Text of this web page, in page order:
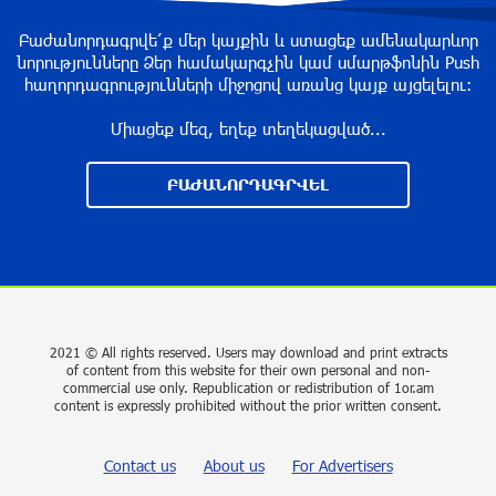
“Past”: A Publicly Funded Concert for the
Privileged Few?
about a year ago
With a Mission to Preserve Armenian Heritage:
AraratBank Sponsors the "Artsakh" Orchestra
Concert
Andron Participates in the Tomorrow Mobility
World Congress 2024: Driving Innovation in E-
Բաժանորդագրվե՛ք մեր կայքին և ստացեք ամենակարևոր
նորությունները Ձեր համակարգչին կամ սմարթֆոնին Push
հաղորդագրությունների միջոցով առանց կայք այցելելու։
Միացեք մեզ, եղեք տեղեկացված...
ԲԱԺԱՆՈՐԴԱԳՐՎԵԼ
2021 © All rights reserved. Users may download and print extracts
of content from this website for their own personal and non-
commercial use only. Republication or redistribution of 1or.am
content is expressly prohibited without the prior written consent.
Contact us About us For Advertisers